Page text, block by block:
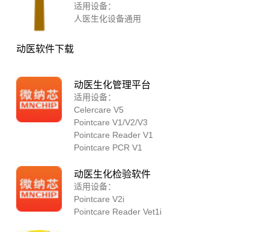
适用设备：
人医生化设备通用
动医软件下载
动医生化管理平台
适用设备：
Celercare V5
Pointcare V1/V2/V3
Pointcare Reader V1
Pointcare PCR V1
动医生化检验软件
适用设备：
Pointcare V2i
Pointcare Reader Vet1i